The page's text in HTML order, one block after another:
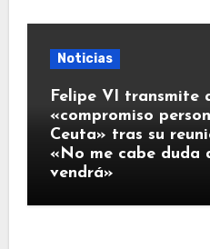
Noticias
Felipe VI transmite
«compromiso
Ceuta» tras su
«No me cabe duda
vendrá»